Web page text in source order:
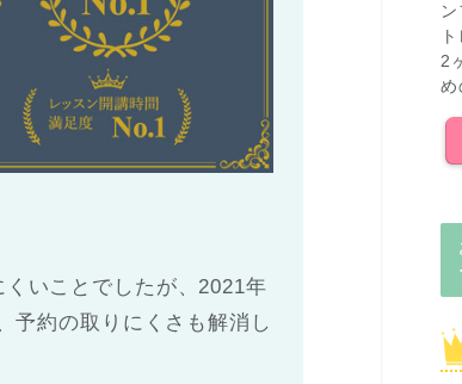
いことでしたが、2021年
予約の取りにくさも解消し
2
め